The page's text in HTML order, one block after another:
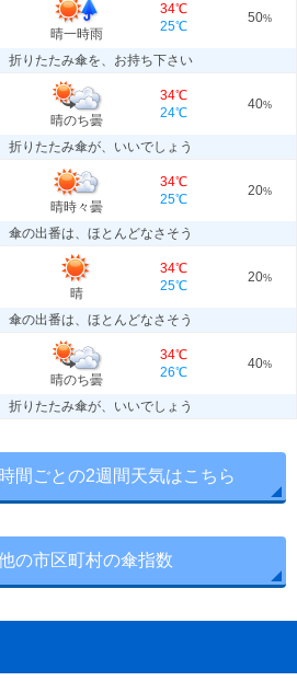
晴一時雨
34℃
25℃
50%
折りたたみ傘を、お持ち下さい
晴のち曇
34℃
24℃
40%
折りたたみ傘が、いいでしょう
晴時々曇
34℃
25℃
20%
傘の出番は、ほとんどなさそう
晴
34℃
25℃
20%
傘の出番は、ほとんどなさそう
晴のち曇
34℃
26℃
40%
折りたたみ傘が、いいでしょう
間ごとの2週間天気はこちら
の市区町村の傘指数